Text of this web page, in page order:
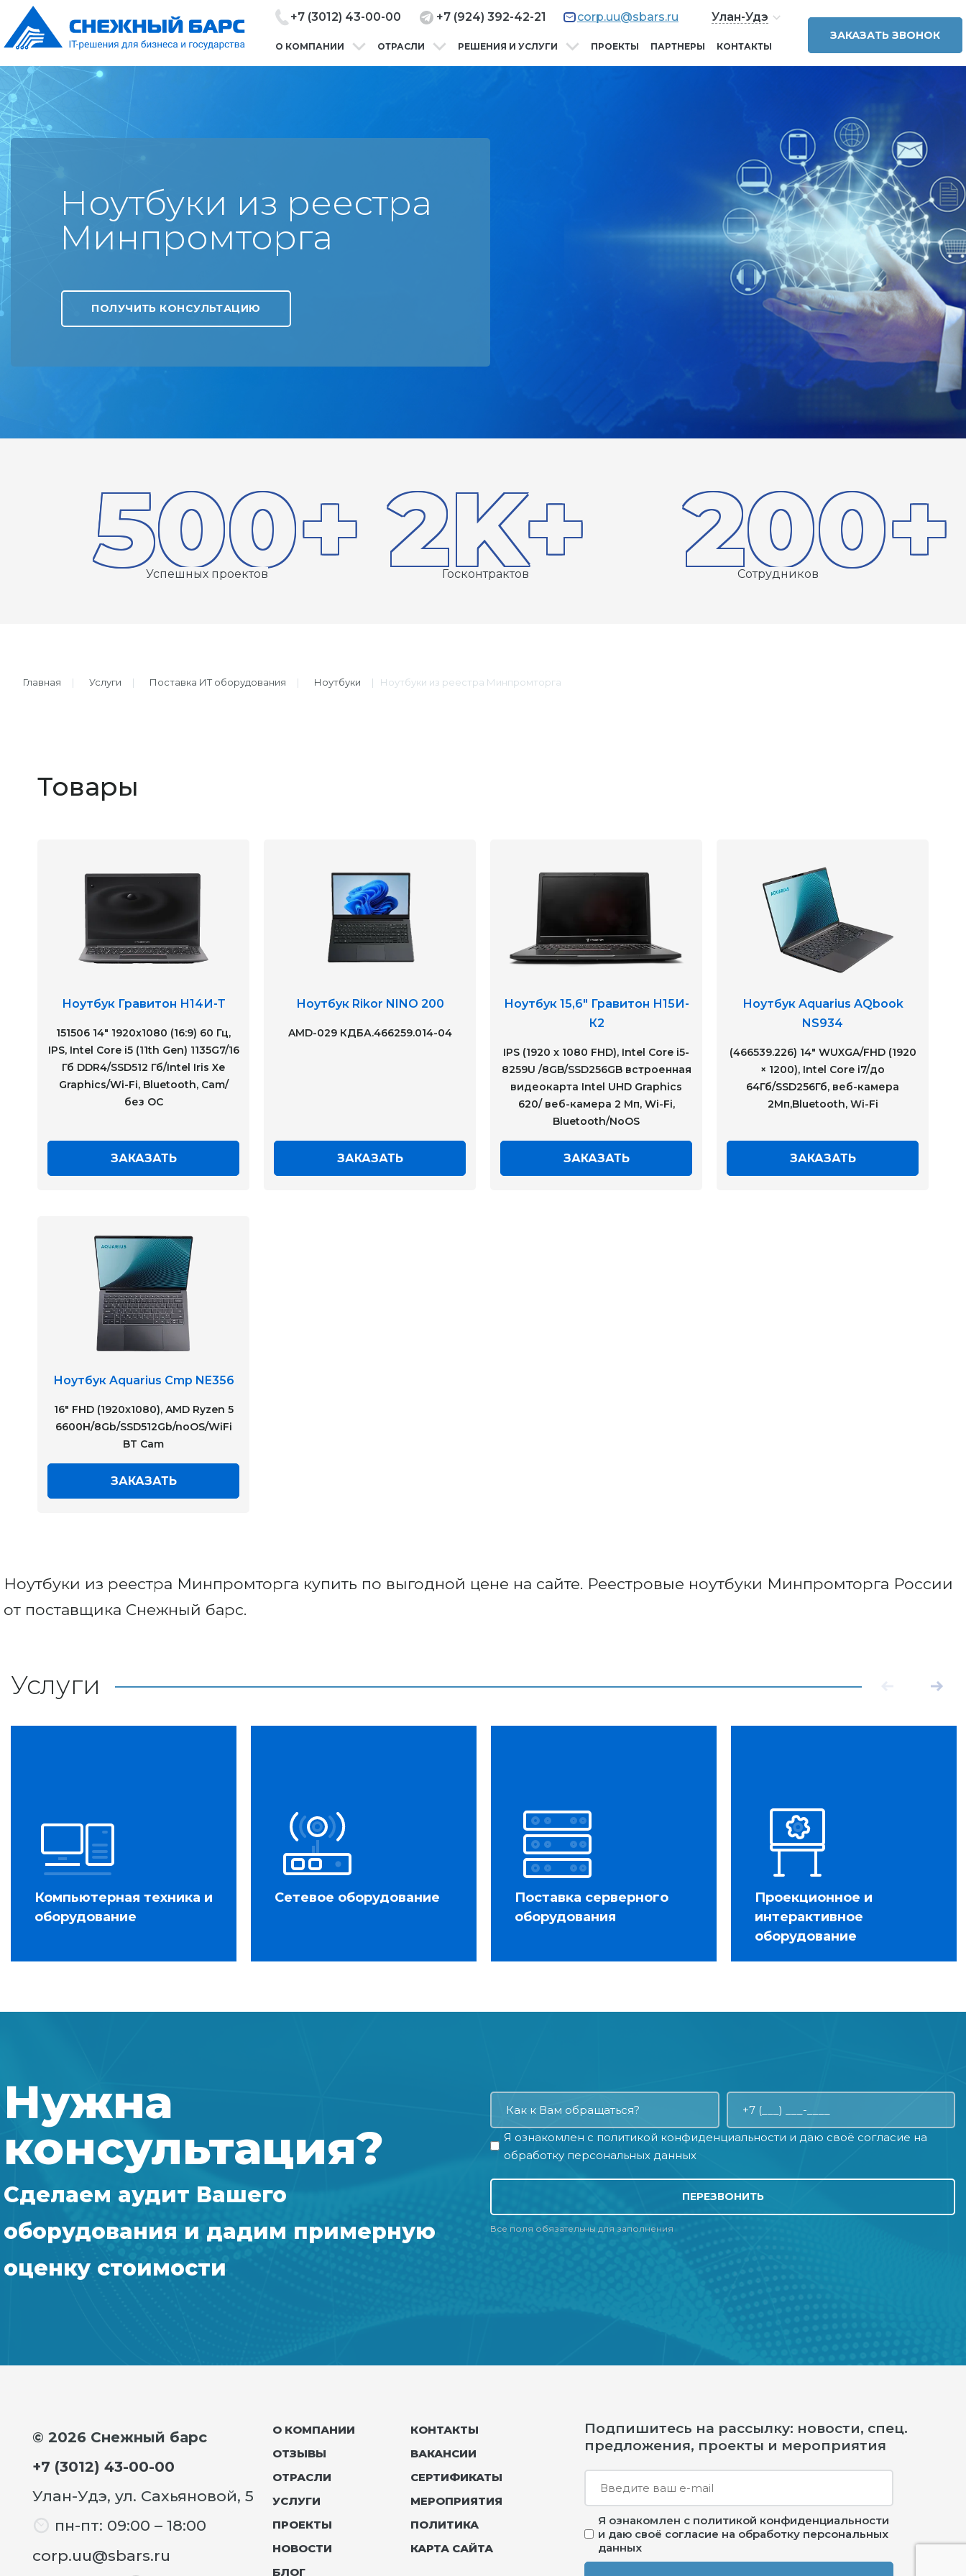
+7 (3012) 43-00-00 +7 (924) 392-42-21 corp.uu@sbars.ru Улан-Удэ
О КОМПАНИИ ОТРАСЛИ РЕШЕНИЯ И УСЛУГИ ПРОЕКТЫ ПАРТНЕРЫ КОНТАКТЫ
ЗАКАЗАТЬ ЗВОНОК
Ноутбуки из реестра
Минпромторга
ПОЛУЧИТЬ КОНСУЛЬТАЦИЮ
500+
Успешных проектов 2K+
Госконтрактов 200+
Сотрудников
Главная | Услуги | Поставка ИТ оборудования | Ноутбуки | Ноутбуки из реестра Минпромторга
Товары
Ноутбук Гравитон Н14И-Т
151506 14" 1920x1080 (16:9) 60 Гц,
IPS, Intel Core i5 (11th Gen) 1135G7/16
Гб DDR4/SSD512 Гб/Intel Iris Xe
Graphics/Wi-Fi, Bluetooth, Cam/
без ОС
ЗАКАЗАТЬ
Ноутбук Rikor NINO 200
AMD-029 КДБА.466259.014-04
ЗАКАЗАТЬ
Ноутбук 15,6" Гравитон Н15И-
К2
IPS (1920 x 1080 FHD), Intel Core i5-
8259U /8GB/SSD256GB встроенная
видеокарта Intel UHD Graphics
620/ веб-камера 2 Мп, Wi-Fi,
Bluetooth/NoOS
ЗАКАЗАТЬ
Ноутбук Aquarius AQbook
NS934
(466539.226) 14" WUXGA/FHD (1920
× 1200), Intel Core i7/до
64Гб/SSD256Гб, веб-камера
2Мп,Bluetooth, Wi-Fi
ЗАКАЗАТЬ
Ноутбук Aquarius Cmp NE356
16" FHD (1920x1080), AMD Ryzen 5
6600H/8Gb/SSD512Gb/noOS/WiFi
BT Cam
ЗАКАЗАТЬ
Ноутбуки из реестра Минпромторга купить по выгодной цене на сайте. Реестровые ноутбуки Минпромторга России
от поставщика Снежный барс.
Услуги
Компьютерная техника и
оборудование
Сетевое оборудование
Поставка серверного
оборудования
Проекционное и
интерактивное
оборудование
Нужна
консультация?
Сделаем аудит Вашего
оборудования и дадим примерную
оценку стоимости
Я ознакомлен с политикой конфиденциальности и даю своё согласие на
обработку персональных данных
ПЕРЕЗВОНИТЬ
Все поля обязательны для заполнения
© 2026 Снежный барс
+7 (3012) 43-00-00
Улан-Удэ, ул. Сахьяновой, 5
пн-пт: 09:00 – 18:00
corp.uu@sbars.ru
О КОМПАНИИ
ОТЗЫВЫ
ОТРАСЛИ
УСЛУГИ
ПРОЕКТЫ
НОВОСТИ
БЛОГ
КОНТАКТЫ
ВАКАНСИИ
СЕРТИФИКАТЫ
МЕРОПРИЯТИЯ
ПОЛИТИКА
КАРТА САЙТА
Подпишитесь на рассылку: новости, спец.
предложения, проекты и мероприятия
Я ознакомлен с политикой конфиденциальности
и даю своё согласие на обработку персональных
данных